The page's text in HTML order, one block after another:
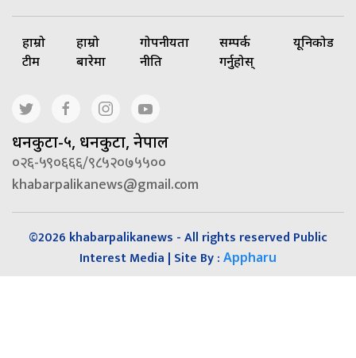
हाम्रो
टीम
हाम्रो
बारेमा
गोपनीयता
नीति
सम्पर्क
गर्नुहोस्
यूनिकोड
धनकुटा-५, धनकुटा, नेपाल
०२६-५९०६६६/९८५२०७५५००
khabarpalikanews@gmail.com
©2026 khabarpalikanews - All rights reserved Public
Interest Media | Site By : Appharu